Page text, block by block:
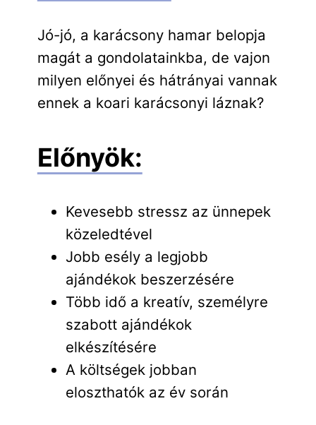
Jó-jó, a karácsony hamar belopja
magát a gondolatainkba, de vajon
milyen előnyei és hátrányai vannak
ennek a koari karácsonyi láznak?
Előnyök:
Kevesebb stressz az ünnepek
közeledtével
Jobb esély a legjobb
ajándékok beszerzésére
Több idő a kreatív, személyre
szabott ajándékok
elkészítésére
A költségek jobban
eloszthatók az év során